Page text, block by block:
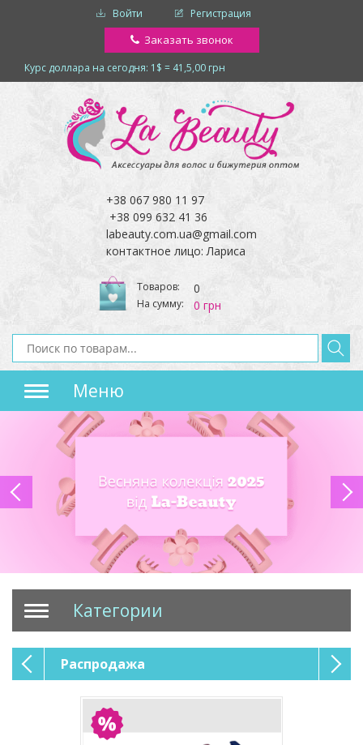
Войти Регистрация
Заказать звонок
Курс доллара на сегодня: 1$ = 41,5,00 грн
+38 067 980 11 97
+38 099 632 41 36
labeauty.com.ua@gmail.com
контактное лицо: Лариса
Товаров: 0
На сумму: 0 грн
Меню
Категории
Распродажа